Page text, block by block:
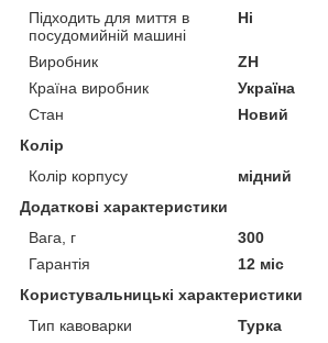
Підходить для миття в
посудомийній машині
Ні
Виробник
ZH
Країна виробник
Україна
Стан
Новий
Колір
Колір корпусу
мідний
Додаткові характеристики
Вага, г
300
Гарантія
12 міс
Користувальницькі характеристики
Тип кавоварки
Турка